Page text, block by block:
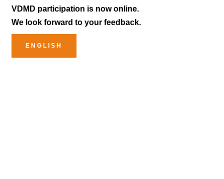
VDMD participation is now online.
We look forward to your feedback.
ENGLISH